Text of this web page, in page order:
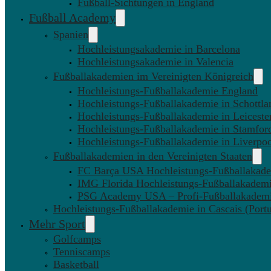
Fußball Academy
Spanien
Hochleistungsakademie in Barcelona
Hochleistungsakademie in Valencia
Fußballakademien im Vereinigten Königreich
Hochleistungs-Fußballakademie England
Hochleistungs-Fußballakademie in
Hochleistungs-Fußballakademie in
Hochleistungs-Fußballakademie in
Hochleistungs-Fußballakademie in
Fußballakademien in den Vereinigten Staaten
FC Barça USA Hochleistungs-
IMG Florida Hochleistungs-
PSG Academy USA – Profi-
Hochleistungs-Fußballakademie in Cascais
Mehr Sport
Golfcamps
Tenniscamps
Basketball